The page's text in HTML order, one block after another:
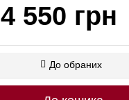
4 550 грн
До обраних